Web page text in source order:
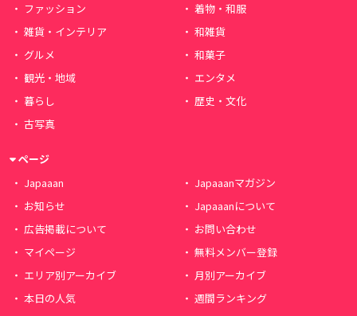
ファッション
着物・和服
雑貨・インテリア
和雑貨
グルメ
和菓子
観光・地域
エンタメ
暮らし
歴史・文化
古写真
ページ
Japaaan
Japaaanマガジン
お知らせ
Japaaanについて
広告掲載について
お問い合わせ
マイページ
無料メンバー登録
エリア別アーカイブ
月別アーカイブ
本日の人気
週間ランキング